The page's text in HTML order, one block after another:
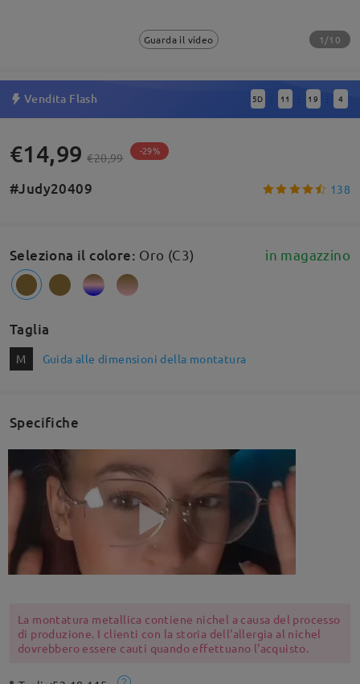
Guarda il video 1/10
Vendita Flash 5D : 11 : 19 : 3
€14,99 €20,99 -29%
#Judy20409 138
Seleziona il colore: Oro (C3) in magazzino
Taglia
M Guida alle dimensioni della montatura
Specifiche
La montatura metallica contiene nichel a causa del processo
di produzione. I clienti con la storia dell'allergia al nichel
dovrebbero essere cauti quando effettuano l'acquisto.